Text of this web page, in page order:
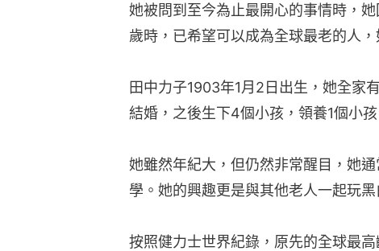
她被問到至今為止最開心的事情時，
歲時，已希望可以成為全球最老的人，
田中力子1903年1月2日出生，她全家
結婚，之後生下4個小孩，領養1個小
她雖然年紀大，但仍然非常醒目，她
學。她的興趣更是與其他老人一起玩黑
按照健力士世界紀錄，原先的全球最